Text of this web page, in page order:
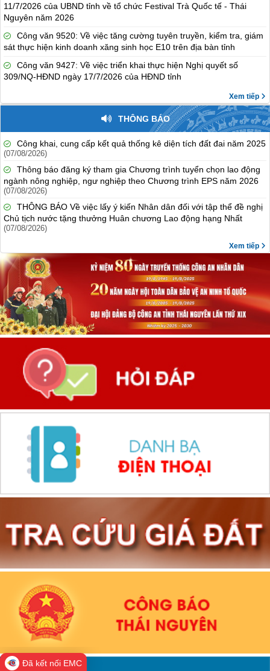
11/7/2026 của UBND tỉnh về tổ chức Festival Trà Quốc tế - Thái
Nguyên năm 2026
Công văn 9520: Về việc tăng cường tuyên truyền, kiểm tra, giám
sát thực hiện kinh doanh xăng sinh học E10 trên địa bàn tỉnh
Công văn 9427: Về việc triển khai thực hiện Nghị quyết số
309/NQ-HĐND ngày 17/7/2026 của HĐND tỉnh
Xem tiếp
THÔNG BÁO
Công khai, cung cấp kết quả thống kê diện tích đất đai năm 2025
(07/08/2026)
Thông báo đăng ký tham gia Chương trình tuyển chọn lao động
ngành nông nghiệp, ngư nghiệp theo Chương trình EPS năm 2026
(07/08/2026)
THÔNG BÁO Về việc lấy ý kiến Nhân dân đối với tập thể đề nghị
Chủ tịch nước tặng thưởng Huân chương Lao động hạng Nhất
(07/08/2026)
Xem tiếp
Đã kết nối EMC